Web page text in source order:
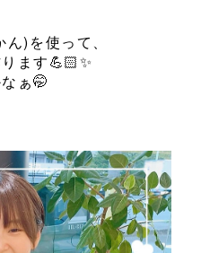
)を使って、
ます💪🏻✨️
ぁ🤭